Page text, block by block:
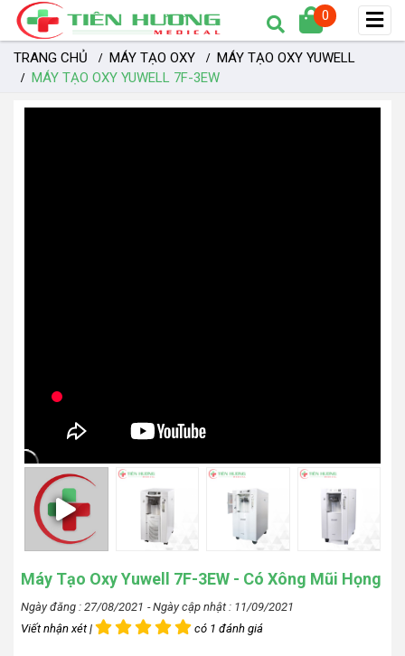
0
TRANG CHỦ MÁY TẠO OXY
MÁY TẠO OXY YUWELL
MÁY TẠO OXY YUWELL 7F-3EW
Máy Tạo Oxy Yuwell 7F-3EW - Có Xông Mũi Họng
Ngày đăng : 27/08/2021 - Ngày cập nhật : 11/09/2021
Viết nhận xét |
có 1 đánh giá